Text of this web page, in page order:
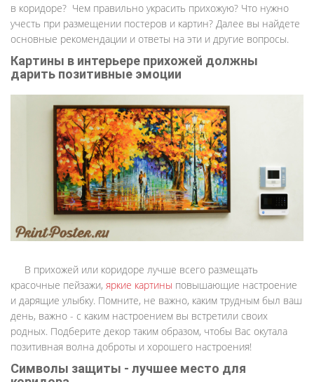
в коридоре? Чем правильно украсить прихожую? Что нужно
учесть при размещении постеров и картин? Далее вы найдете
основные рекомендации и ответы на эти и другие вопросы.
Картины в интерьере прихожей должны
дарить позитивные эмоции
В прихожей или коридоре лучше всего размещать
красочные пейзажи, яркие картины повышающие настроение
и дарящие улыбку. Помните, не важно, каким трудным был ваш
день, важно - с каким настроением вы встретили своих
родных. Подберите декор таким образом, чтобы Вас окутала
позитивная волна доброты и хорошего настроения!
Символы защиты - лучшее место для